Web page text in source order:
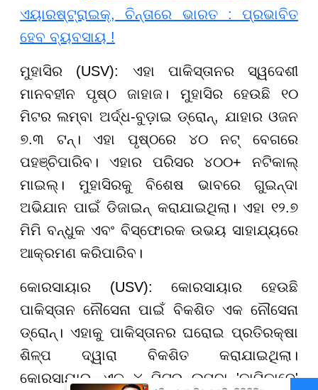
ଏୟାରଷ୍ଟ୍ରାଇକ୍, ଚିନ୍ତାରେ ଭାରତ : ପ୍ରଭାବିତ
ହେବ ବ୍ୟବସାୟ !
ମୁହାସିର (USV): ଏହା ପାକିସ୍ତାନର ସ୍ୱଦେଶୀ
ମାନବହୀନ ପୃଷ୍ଠ ଜାହାଜ। ମୁହାସିର ହେଉଛି ୧୦
ମିଟର ଲମ୍ବା ଅର୍ଦ୍ଧ-ବୁଡ଼ାଇ ଡ୍ରୋନ୍, ଯାହାର ଓଜନ
୭.୩ ଟନ୍। ଏହା ପୃଷ୍ଠରେ ୪୦ ନଟ୍ ବେଗରେ
ପହଞ୍ଚିପାରିବ। ଏହାର ପରିସର ୪୦୦+ ନଟିକାଲ୍
ମାଇଲ୍। ମୁହାସିରକୁ ବିଶେଷ ଭାବରେ ଗୁଇନ୍ଦା
ଅଭିଯାନ ପାଇଁ ଡିଜାଇନ୍ କରାଯାଇଥିଲା। ଏହା ୧୨.୭
ମିମି ବନ୍ଧୁକ ଏବଂ ବିସ୍ଫୋରକ ଉଭୟ ସାହାଯ୍ୟରେ
ଆକ୍ରମଣ କରିପାରିବ।
କୋରସାୟାର (USV): କୋରସାୟାର ହେଉଛି
ପାକିସ୍ତାନ ନୌସେନା ପାଇଁ ବିକଶିତ ଏକ ନୌସେନା
ଡ୍ରୋନ୍। ଏହାକୁ ପାକିସ୍ତାନର ଘରୋଇ ପ୍ରତିରକ୍ଷା
ଶିଳ୍ପ ଦ୍ୱାରା ବିକଶିତ କରାଯାଇଥିଲା।
କୋରସାୟାର, ଏକ ୪ ମିଟର ଲମ୍ବା 'କାମିକାଜେ'